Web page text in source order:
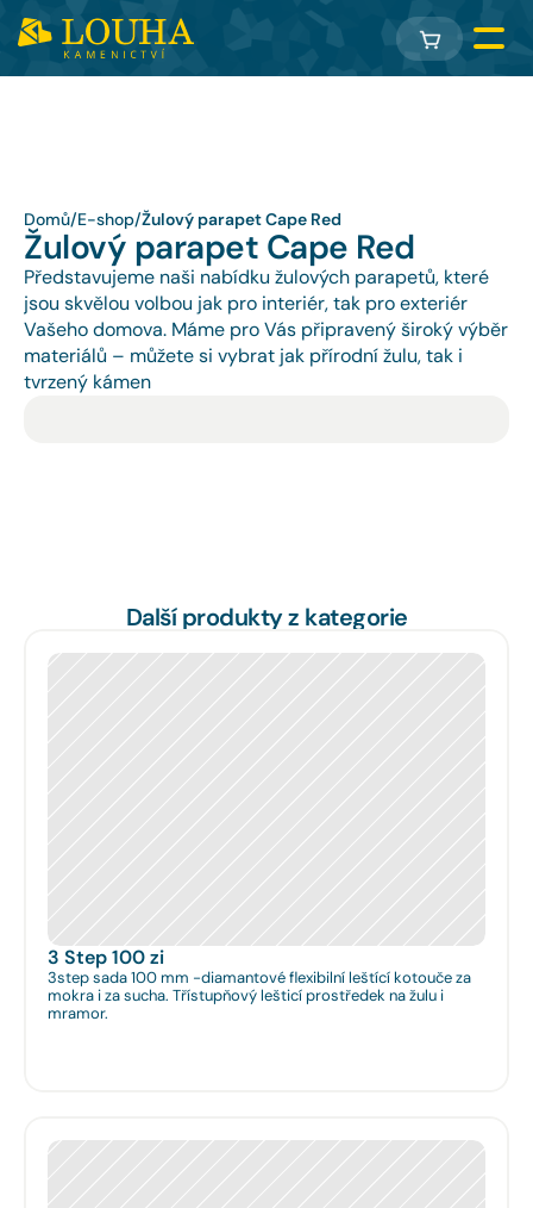
Domů/E-shop/Žulový parapet Cape Red
Žulový parapet Cape Red
Představujeme naši nabídku žulových parapetů, které
jsou skvělou volbou jak pro interiér, tak pro exteriér
Vašeho domova. Máme pro Vás připravený široký výběr
materiálů – můžete si vybrat jak přírodní žulu, tak i
tvrzený kámen
Další produkty z kategorie
3 Step 100 zi
3step sada 100 mm -diamantové flexibilní leštící kotouče za
mokra i za sucha. Třístupňový lešticí prostředek na žulu i
mramor.